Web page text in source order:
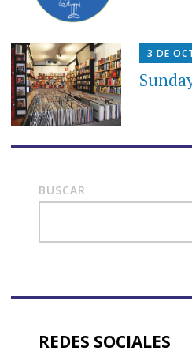
3 DE
BUSCAR
REDES SOCIALES